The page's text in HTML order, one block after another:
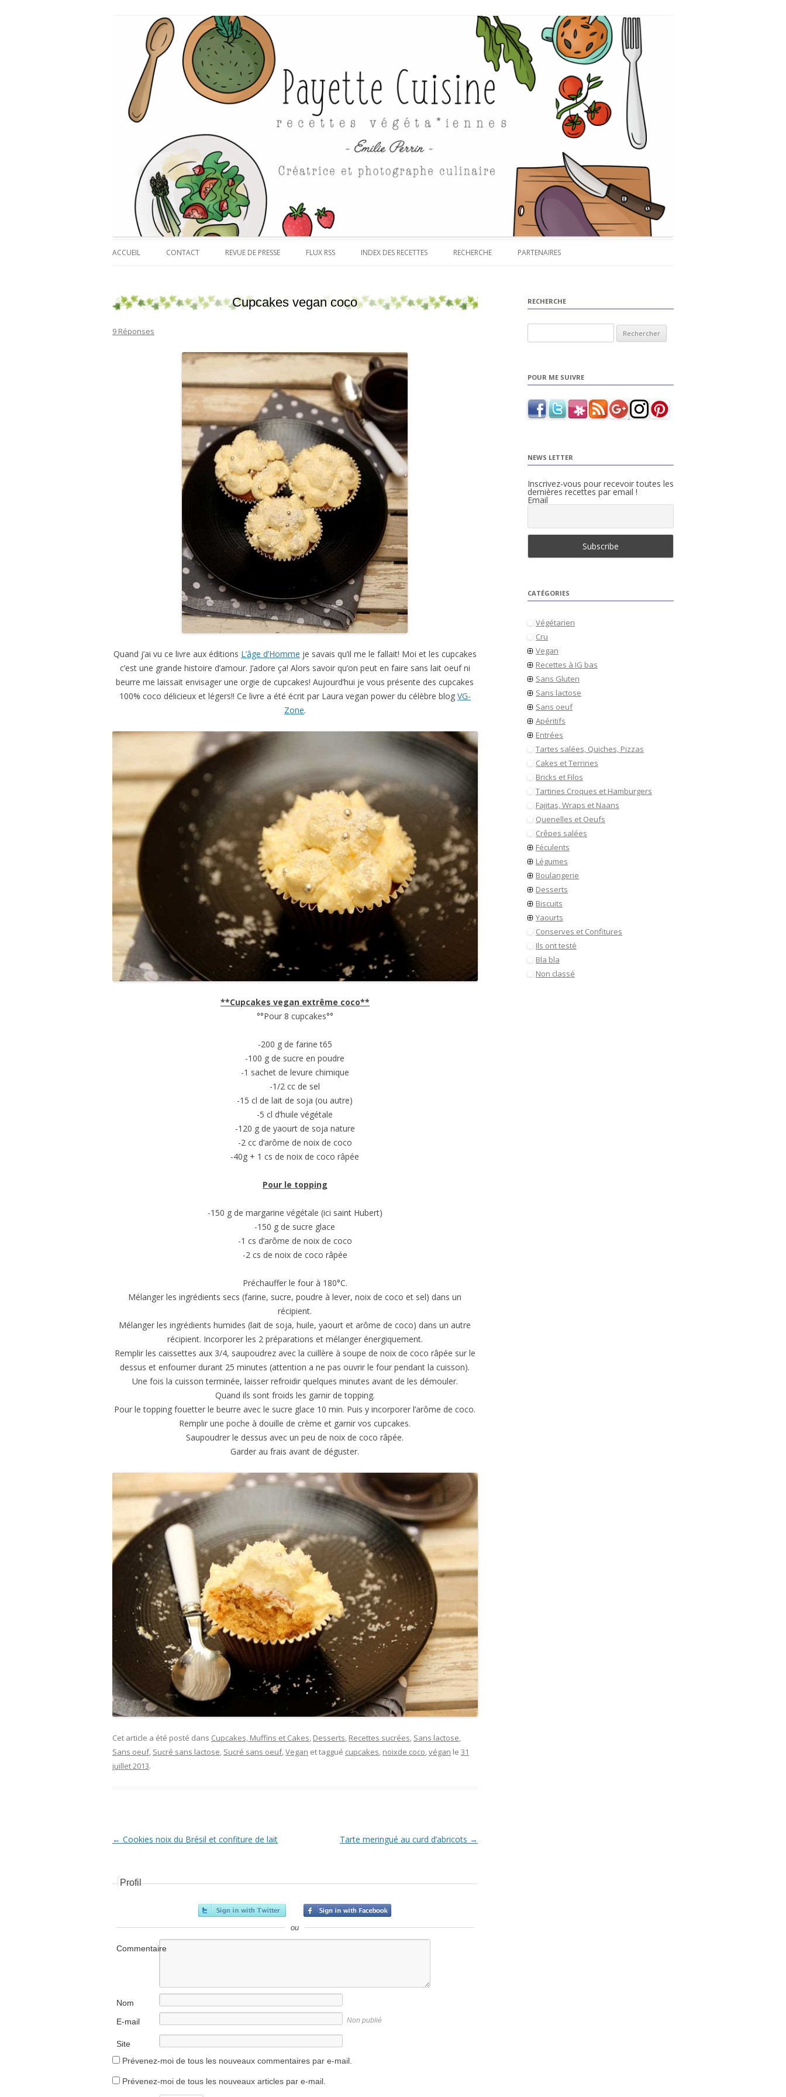
Payette cuisine
ACCUEIL CONTACT REVUE DE PRESSE FLUX RSS INDEX DES RECETTES RECHERCHE PARTENAIRES
Cupcakes vegan coco
9 Réponses
Quand j’ai vu ce livre aux éditions L’âge d’Homme je savais qu’il me le fallait! Moi et les cupcakes
c’est une grande histoire d’amour. J’adore ça! Alors savoir qu’on peut en faire sans lait oeuf ni
beurre me laissait envisager une orgie de cupcakes! Aujourd’hui je vous présente des cupcakes
100% coco délicieux et légers!! Ce livre a été écrit par Laura vegan power du célèbre blog VG-
Zone.
**Cupcakes vegan extrême coco**
°°Pour 8 cupcakes°°
-200 g de farine t65
-100 g de sucre en poudre
-1 sachet de levure chimique
-1/2 cc de sel
-15 cl de lait de soja (ou autre)
-5 cl d’huile végétale
-120 g de yaourt de soja nature
-2 cc d’arôme de noix de coco
-40g + 1 cs de noix de coco râpée
Pour le topping
-150 g de margarine végétale (ici saint Hubert)
-150 g de sucre glace
-1 cs d’arôme de noix de coco
-2 cs de noix de coco râpée
Préchauffer le four à 180°C.
Mélanger les ingrédients secs (farine, sucre, poudre à lever, noix de coco et sel) dans un
récipient.
Mélanger les ingrédients humides (lait de soja, huile, yaourt et arôme de coco) dans un autre
récipient. Incorporer les 2 préparations et mélanger énergiquement.
Remplir les caissettes aux 3/4, saupoudrez avec la cuillère à soupe de noix de coco râpée sur le
dessus et enfourner durant 25 minutes (attention a ne pas ouvrir le four pendant la cuisson).
Une fois la cuisson terminée, laisser refroidir quelques minutes avant de les démouler.
Quand ils sont froids les garnir de topping.
Pour le topping fouetter le beurre avec le sucre glace 10 min. Puis y incorporer l’arôme de coco.
Remplir une poche à douille de crème et garnir vos cupcakes.
Saupoudrer le dessus avec un peu de noix de coco râpée.
Garder au frais avant de déguster.
Cet article a été posté dans Cupcakes, Muffins et Cakes, Desserts, Recettes sucrées, Sans lactose,
Sans oeuf, Sucré sans lactose, Sucré sans oeuf,Vegan et taggué cupcakes, noixde coco,végan le 31
juillet 2013.
Navigation Article
← Cookies noix du Brésil et confiture de lait Tarte meringué au curd d’abricots →
Profil
ou
Commentaire
Nom
E-mail
Non publié
Site
internet
Prévenez-moi de tous les nouveaux commentaires par e-mail.
Prévenez-moi de tous les nouveaux articles par e-mail.
RECHERCHE
POUR ME SUIVRE
NEWS LETTER
Inscrivez-vous pour recevoir toutes les
dernières recettes par email !
Email
CATÉGORIES
Végétarien
Cru
Vegan
Recettes à IG bas
Sans Gluten
Sans lactose
Sans oeuf
Apéritifs
Entrées
Tartes salées, Quiches, Pizzas
Cakes et Terrines
Bricks et Filos
Tartines Croques et Hamburgers
Fajitas, Wraps et Naans
Quenelles et Oeufs
Crêpes salées
Féculents
Légumes
Boulangerie
Desserts
Biscuits
Yaourts
Conserves et Confitures
Ils ont testé
Bla bla
Non classé